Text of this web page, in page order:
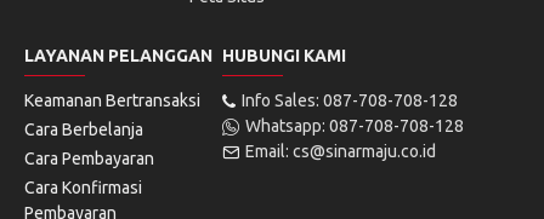
LAYANAN PELANGGAN
Keamanan Bertransaksi
Cara Berbelanja
Cara Pembayaran
Cara Konfirmasi
Pembayaran
HUBUNGI KAMI
Info Sales: 087-708-708-128
Whatsapp: 087-708-708-128
Email: cs@sinarmaju.co.id